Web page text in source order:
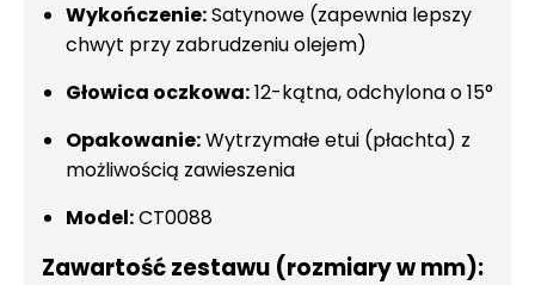
Wykończenie:Satynowe (zapewnia lepszy
chwyt przy zabrudzeniu olejem)
Głowica oczkowa:12-kątna, odchylona o 15°
Opakowanie:Wytrzymałe etui (płachta) z
możliwością zawieszenia
Model:CT0088
Zawartość zestawu (rozmiary w mm):